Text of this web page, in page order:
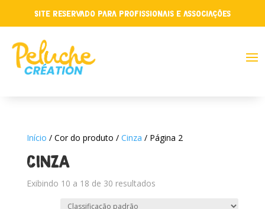
Site reservado para profissionais e associações
Início / Cor do produto / Cinza / Página 2
CINZA
Exibindo 10 a 18 de 30 resultados